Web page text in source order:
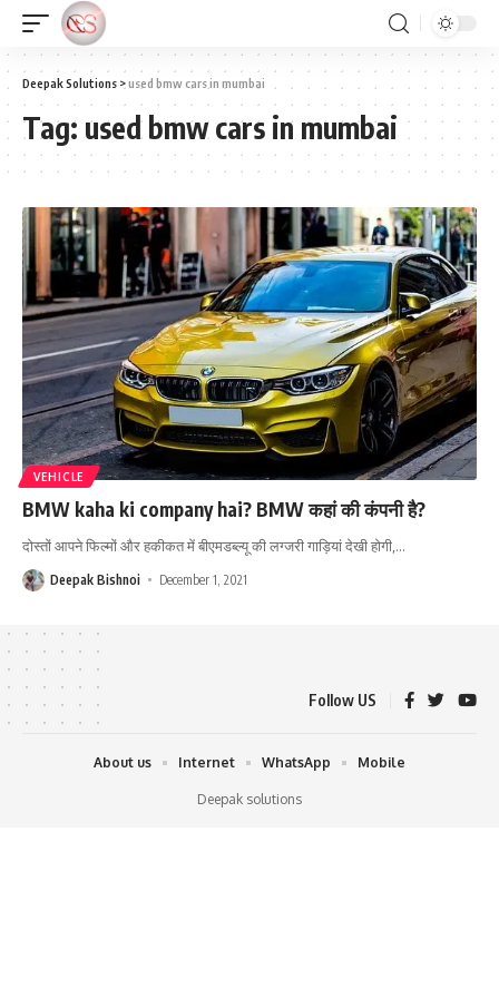
Deepak Solutions >used bmw cars in mumbai
Tag: used bmw cars in mumbai
VEHICLE
BMW kaha ki company hai? BMW कहां की कंपनी है?
दोस्तों आपने फिल्मों और हकीकत में बीएमडब्ल्यू की लग्जरी गाड़ियां देखी होगी, …
Deepak Bishnoi December 1, 2021
Follow US
Deepak solutions
About us Internet WhatsApp Mobile